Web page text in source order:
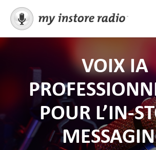
content
Commerce de détail
Contact
Solutions
VOIX IA
POUR L’IN-